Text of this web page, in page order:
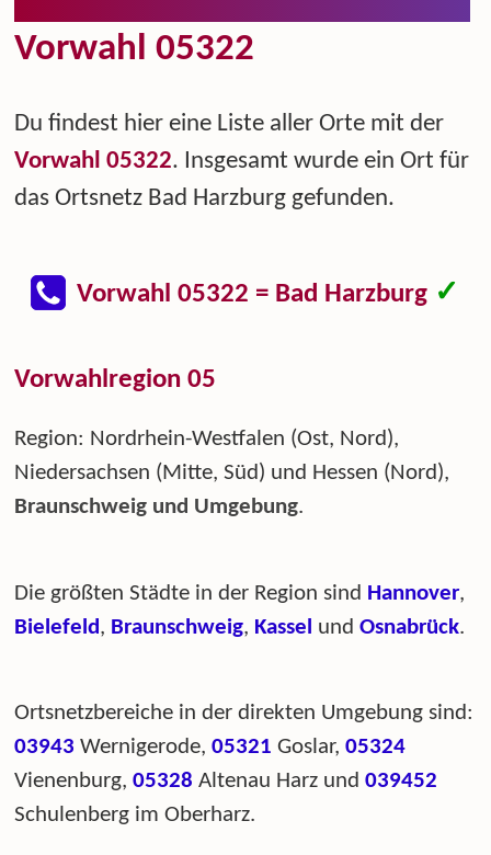
Vorwahl 05322
Du findest hier eine Liste aller Orte mit der
Vorwahl 05322. Insgesamt wurde ein Ort für
das Ortsnetz Bad Harzburg gefunden.
Vorwahl 05322 = Bad Harzburg ✓
Vorwahlregion 05
Region: Nordrhein-Westfalen (Ost, Nord),
Niedersachsen (Mitte, Süd) und Hessen (Nord),
Braunschweig und Umgebung.
Die größten Städte in der Region sind Hannover,
Bielefeld, Braunschweig, Kassel undOsnabrück.
Ortsnetzbereiche in der direkten Umgebung sind:
03943 Wernigerode,05321 Goslar,05324
Vienenburg,05328 Altenau Harz und039452
Schulenberg im Oberharz.